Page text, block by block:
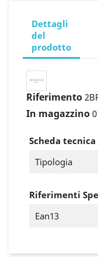
Dettagli
del
prodotto
Riferimento
In magazzino
Scheda tecnica
Tipologia
Riferimenti
Ean13
Accedi